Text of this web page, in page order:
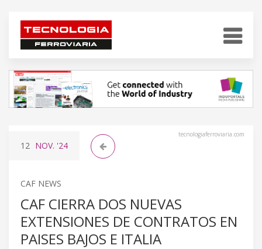
tecnologiaferroviaria.com
12 NOV. '24
CAF NEWS
CAF CIERRA DOS NUEVAS
EXTENSIONES DE CONTRATOS EN
PAISES BAJOS E ITALIA